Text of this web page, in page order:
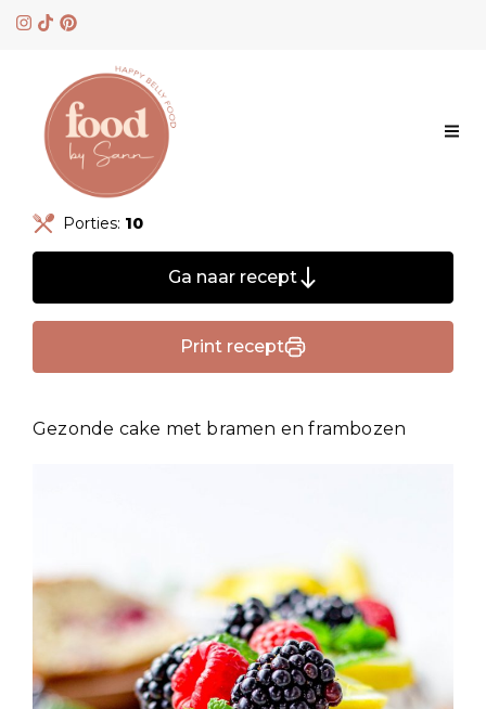
Skip
Porties: 10
Ga naar recept
Print recept
Gezonde cake met bramen en frambozen